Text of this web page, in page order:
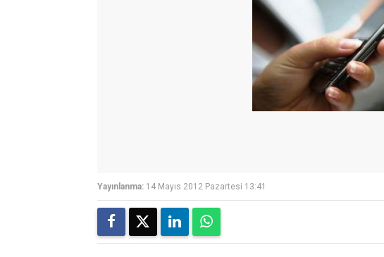
Yayınlanma: 14 Mayıs 2012 Pazartesi 13:41